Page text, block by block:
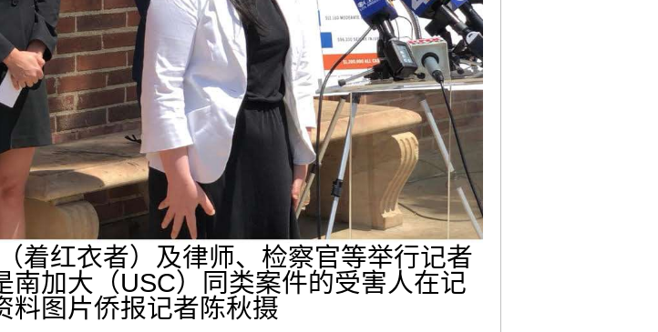
着红衣者）及律师、检察官等举行记者
南加大（USC）同类案件的受害人在记
料图片侨报记者陈秋摄